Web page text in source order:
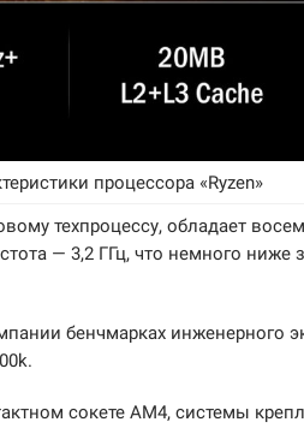
процессора «Ryzen»
техпроцессу, обладает
— 3,2 ГГц, что немного ниже
бенчмарках инженерного
сокете AM4, системы